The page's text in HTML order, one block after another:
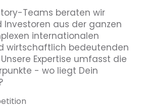
Teams beraten wir
Investoren aus der ganzen
internationalen
wirtschaftlich bedeutenden
Expertise umfasst die
- wo liegt Dein